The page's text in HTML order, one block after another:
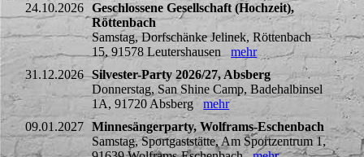
24.10.2026
Geschlossene Gesellschaft (Hochzeit),
Röttenbach
Samstag, Dorfschänke Jelinek, Röttenbach
15, 91578 Leutershausenmehr
31.12.2026 Silvester-Party 2026/27, Absberg
Donnerstag, San Shine Camp, Badehalbinsel
1A, 91720 Absbergmehr
09.01.2027
Minnesängerparty, Wolframs-Eschenbach
Samstag, Sportgaststätte, Am Sportzentrum 1,